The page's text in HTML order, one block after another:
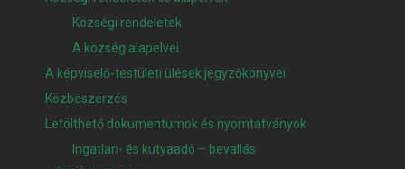
Községi rendeletek
A község alapelvei
A képviselő-testületi ülések jegyzőkönyvei
Közbeszerzés
Letölthető dokumentumok és nyomtatványok
Ingatlan- és kutyaadó – bevallás